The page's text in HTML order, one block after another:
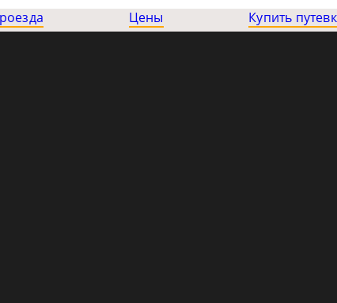
Цены Купить